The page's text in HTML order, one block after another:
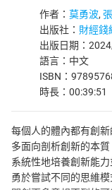
作者： 莫勇波,
出版社： 財經錢
出版日期：
語言：中文
ISBN：
時長：00:39:51
每個人的體內都有創新
多面向剖析創新的本質
系統性地培養創新能力
勇於嘗試不同的思維